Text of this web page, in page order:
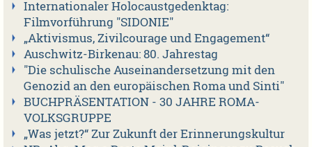
Internationaler Holocaustgedenktag:
Filmvorführung "SIDONIE"
„Aktivismus, Zivilcourage und Engagement“
Auschwitz-Birkenau: 80. Jahrestag
"Die schulische Auseinandersetzung mit den
Genozid an den europäischen Roma und Sinti"
BUCHPRÄSENTATION - 30 JAHRE ROMA-
VOLKSGRUPPE
„Was jetzt?“ Zur Zukunft der Erinnerungskultur